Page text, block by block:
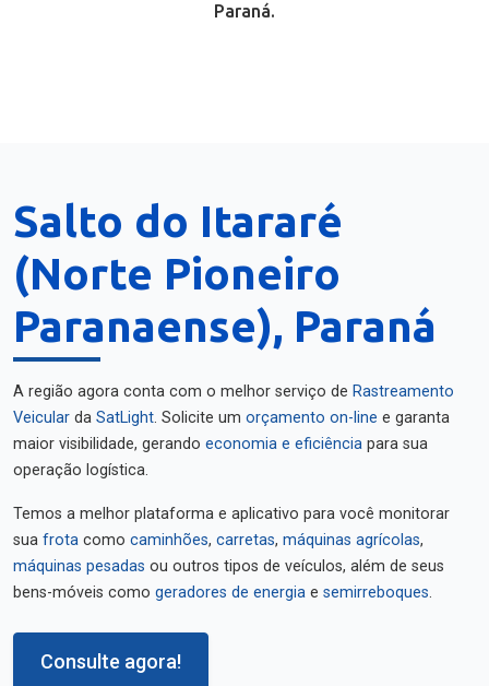
Paraná.
Salto do Itararé
(Norte Pioneiro
Paranaense), Paraná
A região agora conta com o melhor serviço de Rastreamento
Veicular da SatLight. Solicite um orçamento on-line e garanta
maior visibilidade, gerando economia e eficiência para sua
operação logística.
Temos a melhor plataforma e aplicativo para você monitorar
sua frota como caminhões, carretas, máquinas agrícolas,
máquinas pesadas ou outros tipos de veículos, além de seus
bens-móveis como geradores de energia e semirreboques.
Consulte agora!